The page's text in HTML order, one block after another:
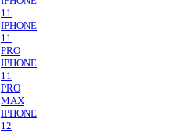
11
IPHONE
11
PRO
IPHONE
11
PRO
MAX
IPHONE
12